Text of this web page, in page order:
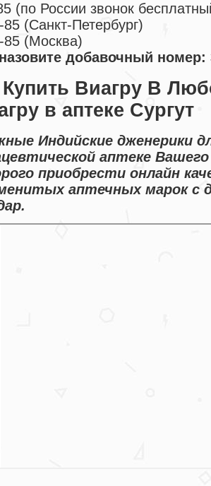
(по России звонок
85 (Санкт-Петербург)
85 (Москва)
добавочный номер:
Виагру В
в аптеке Сургут
Индийские дженерики
аптеке
приобрести онлайн
аптечных марок с